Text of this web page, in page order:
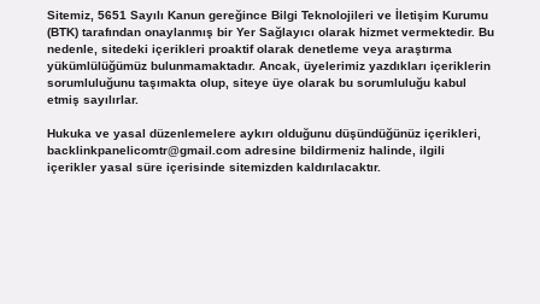
Sitemiz, 5651 Sayılı Kanun gereğince Bilgi Teknolojileri ve İletişim Kurumu
(BTK) tarafından onaylanmış bir Yer Sağlayıcı olarak hizmet vermektedir. Bu
nedenle, sitedeki içerikleri proaktif olarak denetleme veya araştırma
yükümlülüğümüz bulunmamaktadır. Ancak, üyelerimiz yazdıkları içeriklerin
sorumluluğunu taşımakta olup, siteye üye olarak bu sorumluluğu kabul
etmiş sayılırlar.
Hukuka ve yasal düzenlemelere aykırı olduğunu düşündüğünüz içerikleri,
backlinkpanelicomtr@gmail.comadresine bildirmeniz halinde, ilgili
içerikler yasal süre içerisinde sitemizden kaldırılacaktır.